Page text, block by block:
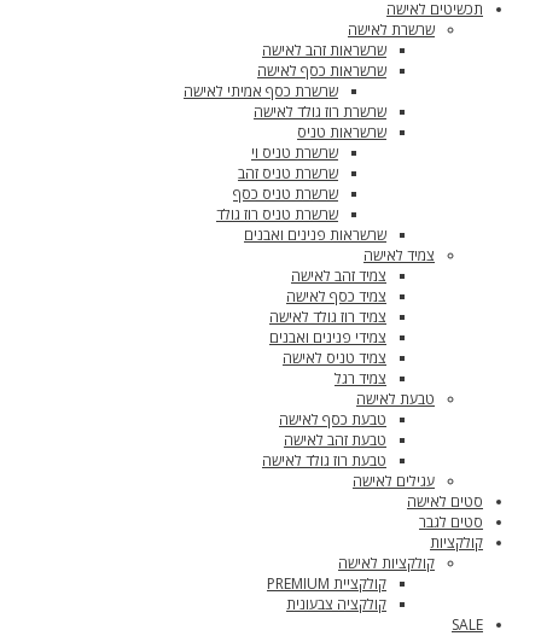
תכשיטים לאישה
שרשרת לאישה
שרשראות זהב לאישה
שרשראות כסף לאישה
שרשרת כסף אמיתי לאישה
שרשרת רוז גולד לאישה
שרשראות טניס
שרשרת טניס וי
שרשרת טניס זהב
שרשרת טניס כסף
שרשרת טניס רוז גולד
שרשראות פנינים ואבנים
צמיד לאישה
צמיד זהב לאישה
צמיד כסף לאישה
צמיד רוז גולד לאישה
צמידי פנינים ואבנים
צמיד טניס לאישה
צמיד רגל
טבעת לאישה
טבעת כסף לאישה
טבעת זהב לאישה
טבעת רוז גולד לאישה
עגילים לאישה
סטים לאישה
סטים לגבר
קולקציות
קולקציות לאישה
קולקציית PREMIUM
קולקציה צבעונית
SALE